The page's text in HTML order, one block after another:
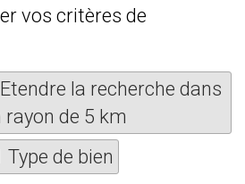
vos critères de
la recherche dans
rayon de 5 km
Type de bien